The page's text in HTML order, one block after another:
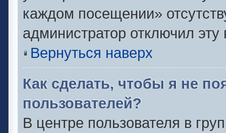
каждом посещении»
администратор отключил эту
Вернуться наверх
Как сделать, чтобы я не
пользователей?
В центре пользователя в